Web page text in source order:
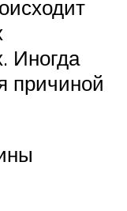
Иногда
причиной